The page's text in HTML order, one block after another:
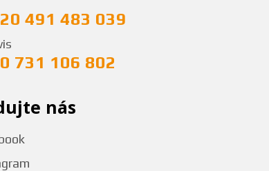
491 483 039
731 106 802
nás